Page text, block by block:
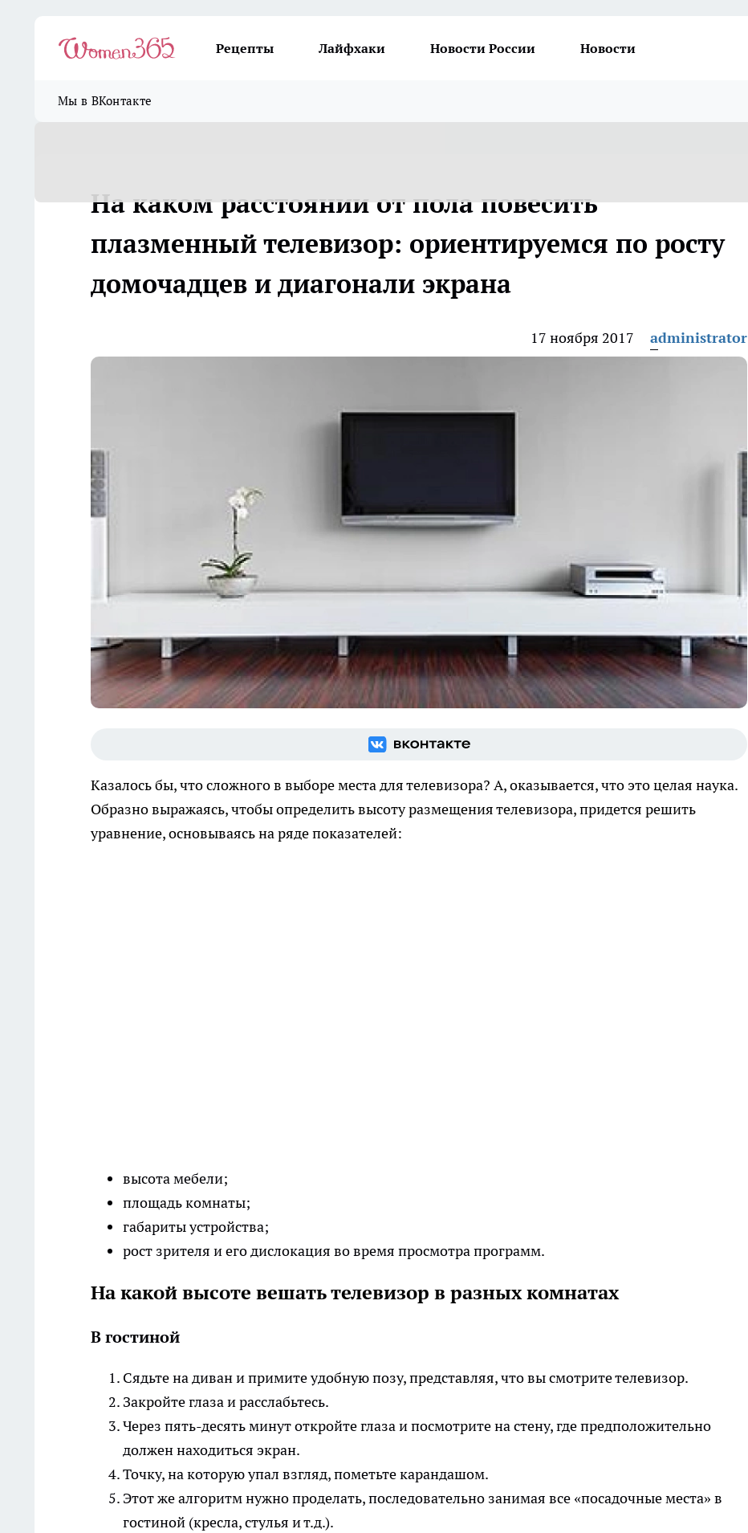
Рецепты Лайфхаки Новости России Новости
Мы в ВКонтакте
На каком расстоянии от пола повесить
плазменный телевизор: ориентируемся по росту
домочадцев и диагонали экрана
17 ноября 2017 administrator
Казалось бы, что сложного в выборе места для телевизора? А, оказывается, что это целая наука.
Образно выражаясь, чтобы определить высоту размещения телевизора, придется решить
уравнение, основываясь на ряде показателей:
высота мебели;
площадь комнаты;
габариты устройства;
рост зрителя и его дислокация во время просмотра программ.
На какой высоте вешать телевизор в разных комнатах
В гостиной
Сядьте на диван и примите удобную позу, представляя, что вы смотрите телевизор.
Закройте глаза и расслабьтесь.
Через пять-десять минут откройте глаза и посмотрите на стену, где предположительно
должен находиться экран.
Точку, на которую упал взгляд, пометьте карандашом.
Этот же алгоритм нужно проделать, последовательно занимая все «посадочные места» в
гостиной (кресла, стулья и т.д.).